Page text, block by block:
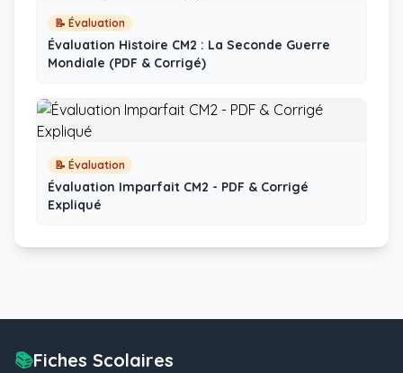
📝 Évaluation
Évaluation Histoire CM2 : La Seconde Guerre
Mondiale (PDF & Corrigé)
📝 Évaluation
Évaluation Imparfait CM2 - PDF & Corrigé
Expliqué
📚Fiches Scolaires